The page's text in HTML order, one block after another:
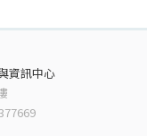
資訊中心